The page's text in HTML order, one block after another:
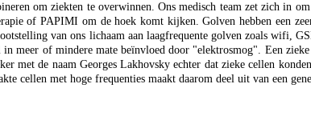
om ziekten te overwinnen. Ons medisch team zet zich in
of PAPIMI om de hoek komt kijken. Golven hebben een
van ons lichaam aan laagfrequente golven zoals wifi,
meer of mindere mate beïnvloed door "elektrosmog". Een
met de naam Georges Lakhovsky echter dat zieke cellen
cellen met hoge frequenties maakt daarom deel uit van een